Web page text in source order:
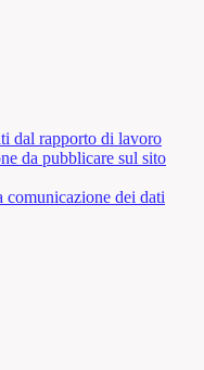
dal rapporto di lavoro
da pubblicare sul sito
comunicazione dei dati